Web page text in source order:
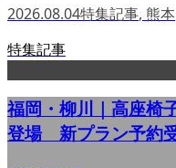
2026.08.04特集記事, 熊本
特集記事
福岡・柳川｜高座椅
登場 新プラン予約